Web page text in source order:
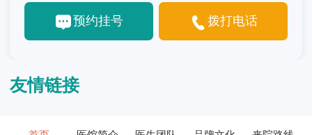
预约挂号 拨打电话
友情链接